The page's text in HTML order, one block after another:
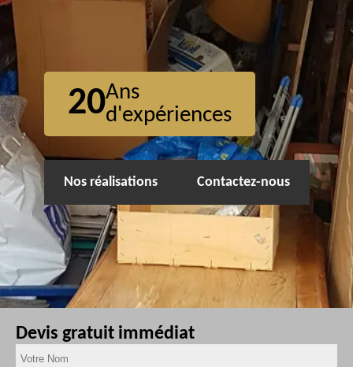
20Ans
d'expériences
Nos réalisations Contactez-nous
Devis gratuit immédiat